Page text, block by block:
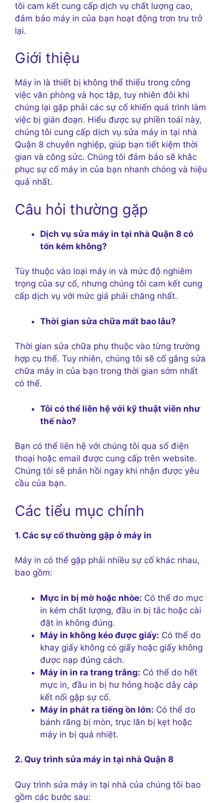
tôi cam kết cung cấp dịch vụ chất lượng cao,
đảm bảo máy in của bạn hoạt động trơn tru trở
lại.
Giới thiệu
Máy in là thiết bị không thể thiếu trong công
việc văn phòng và học tập, tuy nhiên đôi khi
chúng lại gặp phải các sự cố khiến quá trình làm
việc bị gián đoạn. Hiểu được sự phiền toái này,
chúng tôi cung cấp dịch vụ sửa máy in tại nhà
Quận 8 chuyên nghiệp, giúp bạn tiết kiệm thời
gian và công sức. Chúng tôi đảm bảo sẽ khắc
phục sự cố máy in của bạn nhanh chóng và hiệu
quả nhất.
Câu hỏi thường gặp
Dịch vụ sửa máy in tại nhà Quận 8 có
tốn kém không?
Tùy thuộc vào loại máy in và mức độ nghiêm
trọng của sự cố, nhưng chúng tôi cam kết cung
cấp dịch vụ với mức giá phải chăng nhất.
Thời gian sửa chữa mất bao lâu?
Thời gian sửa chữa phụ thuộc vào từng trường
hợp cụ thể. Tuy nhiên, chúng tôi sẽ cố gắng sửa
chữa máy in của bạn trong thời gian sớm nhất
có thể.
Tôi có thể liên hệ với kỹ thuật viên như
thế nào?
Bạn có thể liên hệ với chúng tôi qua số điện
thoại hoặc email được cung cấp trên website.
Chúng tôi sẽ phản hồi ngay khi nhận được yêu
cầu của bạn.
Các tiểu mục chính
1. Các sự cố thường gặp ở máy in
Máy in có thể gặp phải nhiều sự cố khác nhau,
bao gồm:
Mực in bị mờ hoặc nhòe: Có thể do mực
in kém chất lượng, đầu in bị tắc hoặc cài
đặt in không đúng.
Máy in không kéo được giấy: Có thể do
khay giấy không có giấy hoặc giấy không
được nạp đúng cách.
Máy in in ra trang trắng: Có thể do hết
mực in, đầu in bị hư hỏng hoặc dây cáp
kết nối gặp sự cố.
Máy in phát ra tiếng ồn lớn: Có thể do
bánh răng bị mòn, trục lăn bị kẹt hoặc
máy in bị quá nhiệt.
2. Quy trình sửa máy in tại nhà Quận 8
Quy trình sửa máy in tại nhà của chúng tôi bao
gồm các bước sau: